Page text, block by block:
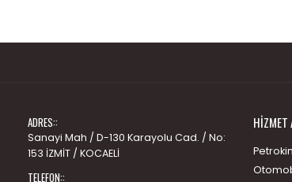
ADRES::
Sanayi Mah / D-130 Karayolu Cad. / No:
153 İZMİT / KOCAELİ
TELEFON::
HIZMET